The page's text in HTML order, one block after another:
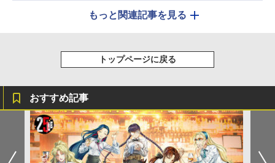
もっと関連記事を見る
トップページに戻る
おすすめ記事